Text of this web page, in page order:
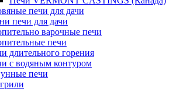
печи для дачи
печи для дачи
варочные печи
печи
длительного горения
с водяным контуром
печи